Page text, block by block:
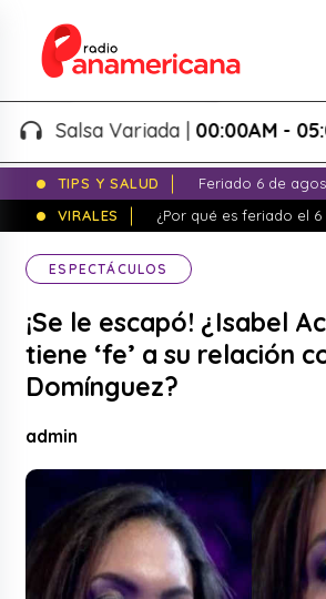
Salsa Variada |00:00AM -
TIPS Y SALUD
Feriado 6 de
VIRALES
¿Por qué es feriado el
ESPECTÁCULOS
¡Se le escapó! ¿Isabel
tiene ‘fe’ a su relación
Domínguez?
admin